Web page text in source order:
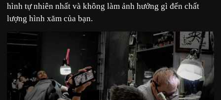
hình tự nhiên nhất và không làm ảnh hưởng gì đến chất
lượng hình xăm của bạn.